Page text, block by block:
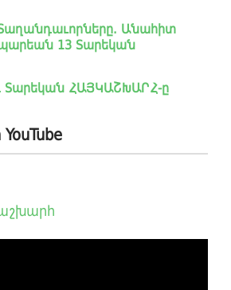
Անահիտ
13 Տարեկան
Տարեկան ՀԱՅԿԱՇԽԱՐՀ-ը